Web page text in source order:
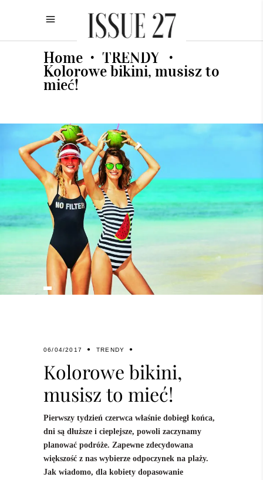
Home • TRENDY •
Kolorowe bikini, musisz to
mieć!
06/04/2017 TRENDY
Kolorowe bikini,
musisz to mieć!
Pierwszy tydzień czerwca właśnie dobiegł końca,
dni są dłuższe i cieplejsze, powoli zaczynamy
planować podróże. Zapewne zdecydowana
większość z nas wybierze odpoczynek na plaży.
Jak wiadomo, dla kobiety dopasowanie